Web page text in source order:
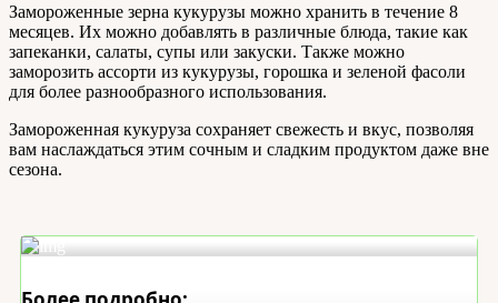
Замороженные зерна кукурузы можно хранить в течение 8
месяцев. Их можно добавлять в различные блюда, такие как
запеканки, салаты, супы или закуски. Также можно
заморозить ассорти из кукурузы, горошка и зеленой фасоли
для более разнообразного использования.
Замороженная кукуруза сохраняет свежесть и вкус, позволяя
вам наслаждаться этим сочным и сладким продуктом даже вне
сезона.